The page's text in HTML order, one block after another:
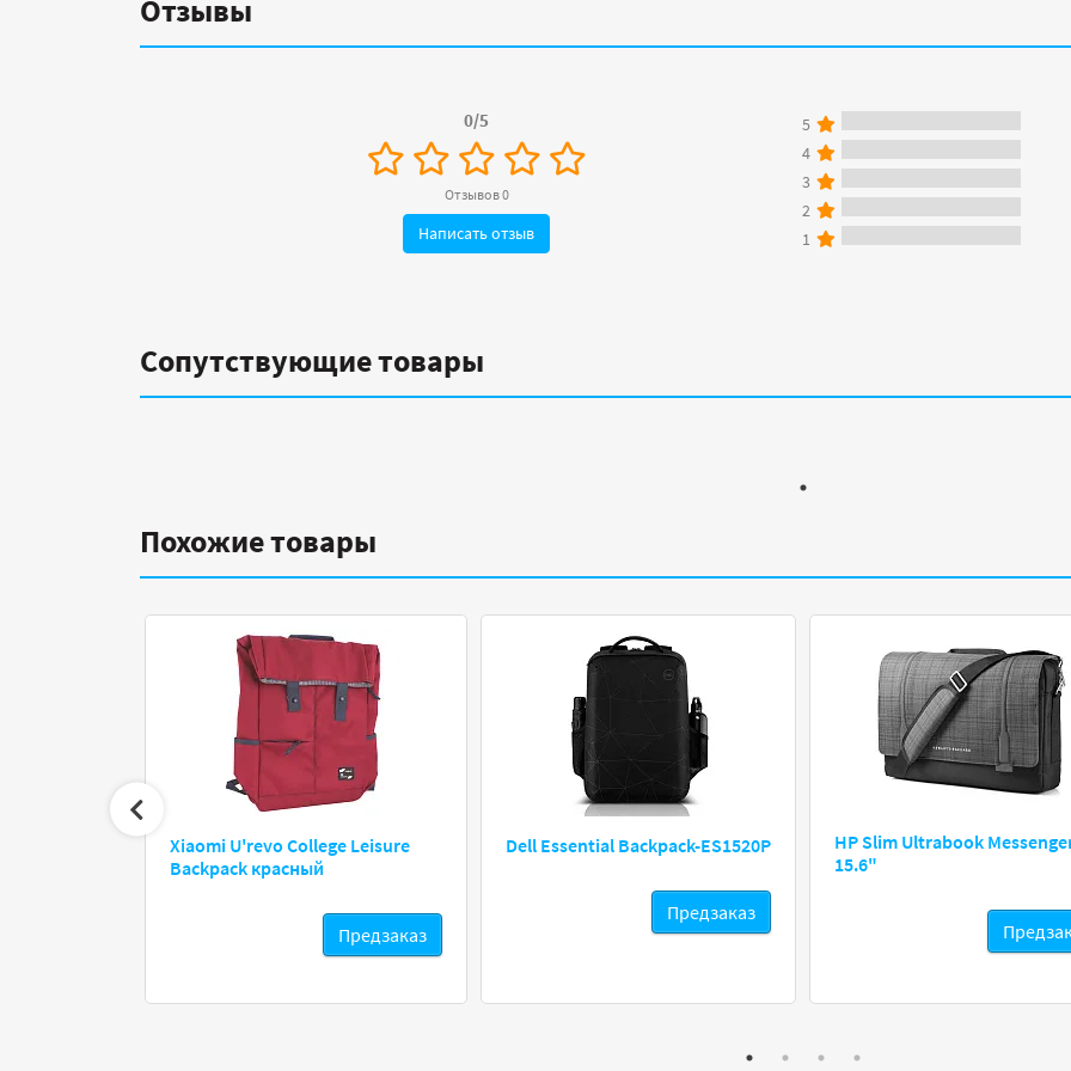
Отзывы
0/5
Отзывов 0
Написать отзыв
5
4
3
2
1
Сопутствующие товары
Похожие товары
Xiaomi U'revo College Leisure
Backpack красный
Предзаказ
Dell Essential Backpack-ES1520P
Предзаказ
HP Slim Ultrabook
15.6"